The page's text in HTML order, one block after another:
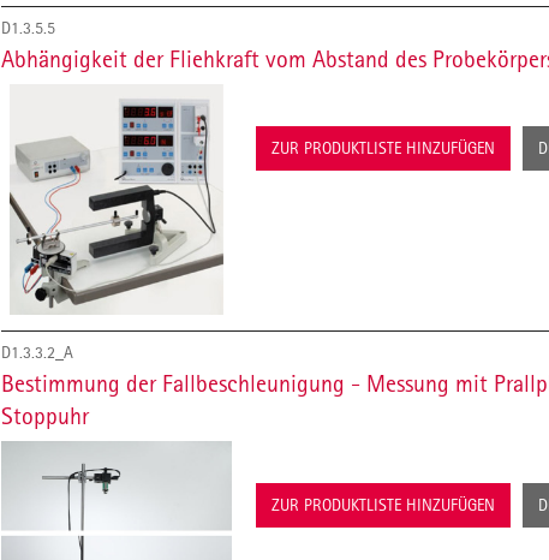
D1.3.5.5
Abhängigkeit der Fliehkraft vom Abstand des
ZUR PRODUKTLISTE HINZUFÜGEN
D1.3.3.2_A
Bestimmung der Fallbeschleunigung - Messung mit
Stoppuhr
ZUR PRODUKTLISTE HINZUFÜGEN